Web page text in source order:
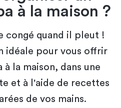
à la maison ?
congé quand il pleut !
idéale pour vous offrir
à la maison, dans une
et à l'aide de recettes
de vos mains.